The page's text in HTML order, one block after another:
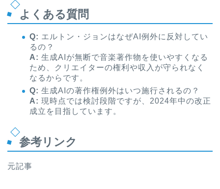
よくある質問
Q: エルトン・ジョンはなぜAI例外に反対してい
るの？
A: 生成AIが無断で音楽著作物を使いやすくなる
ため、クリエイターの権利や収入が守られなく
なるからです。
Q: 生成AIの著作権例外はいつ施行されるの？
A: 現時点では検討段階ですが、2024年中の改正
成立を目指しています。
参考リンク
元記事